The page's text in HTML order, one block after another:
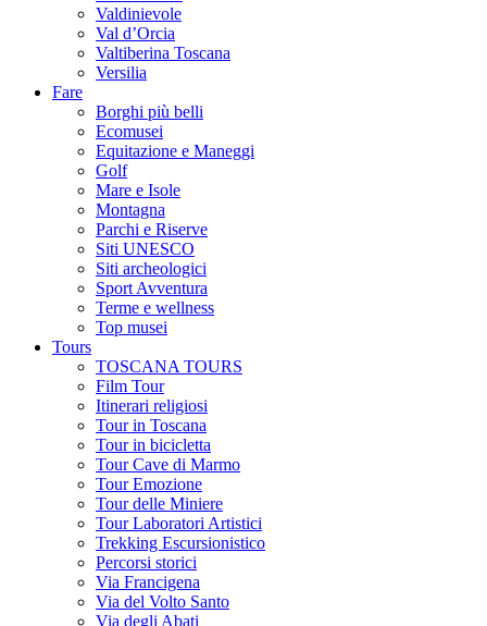
Valdinievole
Val d’Orcia
Valtiberina Toscana
Versilia
Fare
Borghi più belli
Ecomusei
Equitazione e Maneggi
Golf
Mare e Isole
Montagna
Parchi e Riserve
Siti UNESCO
Siti archeologici
Sport Avventura
Terme e wellness
Top musei
Tours
TOSCANA TOURS
Film Tour
Itinerari religiosi
Tour in Toscana
Tour in bicicletta
Tour Cave di Marmo
Tour Emozione
Tour delle Miniere
Tour Laboratori Artistici
Trekking Escursionistico
Percorsi storici
Via Francigena
Via del Volto Santo
Via degli Abati